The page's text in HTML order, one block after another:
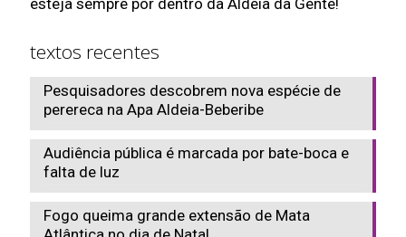
esteja sempre por dentro da Aldeia da Gente!
textos recentes
Pesquisadores descobrem nova espécie de
perereca na Apa Aldeia-Beberibe
Audiência pública é marcada por bate-boca e
falta de luz
Fogo queima grande extensão de Mata